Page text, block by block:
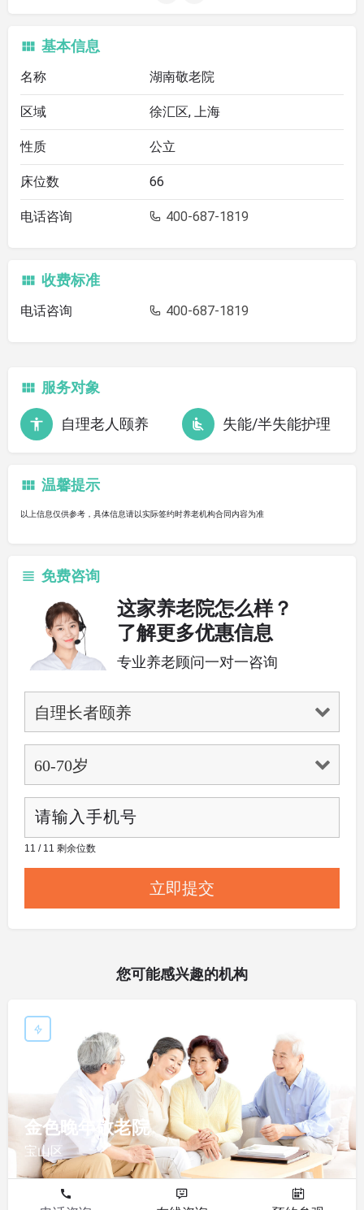
基本信息
名称 湖南敬老院
区域 徐汇区, 上海
性质 公立
床位数 66
电话咨询 400-687-1819
收费标准
电话咨询 400-687-1819
服务对象
自理老人颐养 失能/半失能护理
温馨提示
以上信息仅供参考，具体信息请以实际签约时养老机构合同内容为准
免费咨询
这家养老院怎么样？
了解更多优惠信息
专业养老顾问一对一咨询
11 / 11 剩余位数
您可能感兴趣的机构
金色晚年敬老院
宝山区